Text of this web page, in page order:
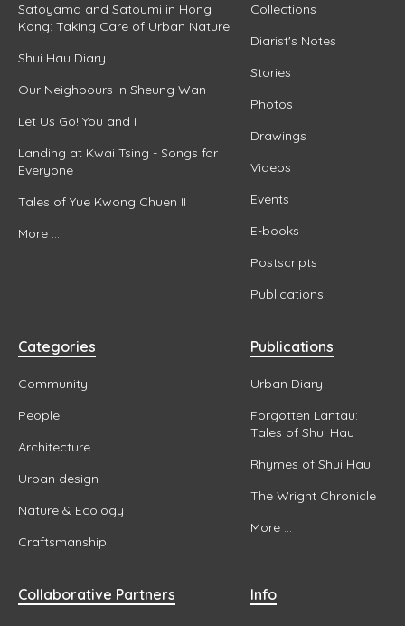
Satoyama and Satoumi in Hong
Kong: Taking Care of Urban Nature
Shui Hau Diary
Our Neighbours in Sheung Wan
Let Us Go! You and I
Landing at Kwai Tsing - Songs for
Everyone
Tales of Yue Kwong Chuen II
More ...
Collections
Diarist's Notes
Stories
Photos
Drawings
Videos
Events
E-books
Postscripts
Publications
Categories
Community
People
Architecture
Urban design
Nature & Ecology
Craftsmanship
Publications
Urban Diary
Forgotten Lantau:
Tales of Shui Hau
Rhymes of Shui Hau
The Wright Chronicle
More ...
Collaborative Partners Info